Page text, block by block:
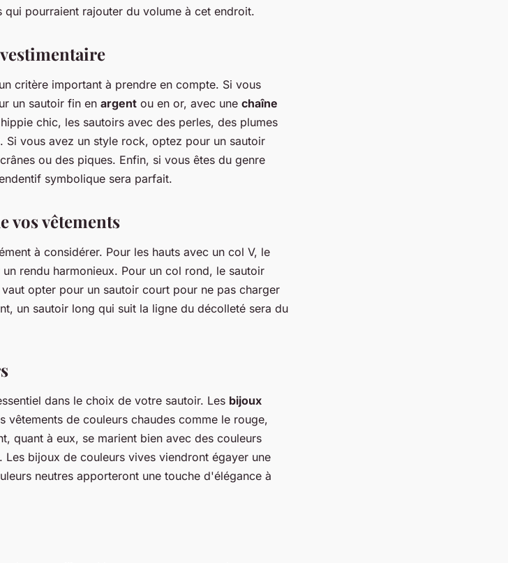
pourraient rajouter du volume à cet endroit.
critère important à prendre en compte. Si vous
un sautoir fin en argent ou en or, avec une chaîne
chic, les sautoirs avec des perles, des plumes
vous avez un style rock, optez pour un sautoir
ou des piques. Enfin, si vous êtes du genre
symbolique sera parfait.
vos vêtements
à considérer. Pour les hauts avec un col V, le
rendu harmonieux. Pour un col rond, le sautoir
opter pour un sautoir court pour ne pas charger
un sautoir long qui suit la ligne du décolleté sera du
dans le choix de votre sautoir. Les bijoux
de couleurs chaudes comme le rouge,
quant à eux, se marient bien avec des couleurs
bijoux de couleurs vives viendront égayer une
neutres apporteront une touche d'élégance à